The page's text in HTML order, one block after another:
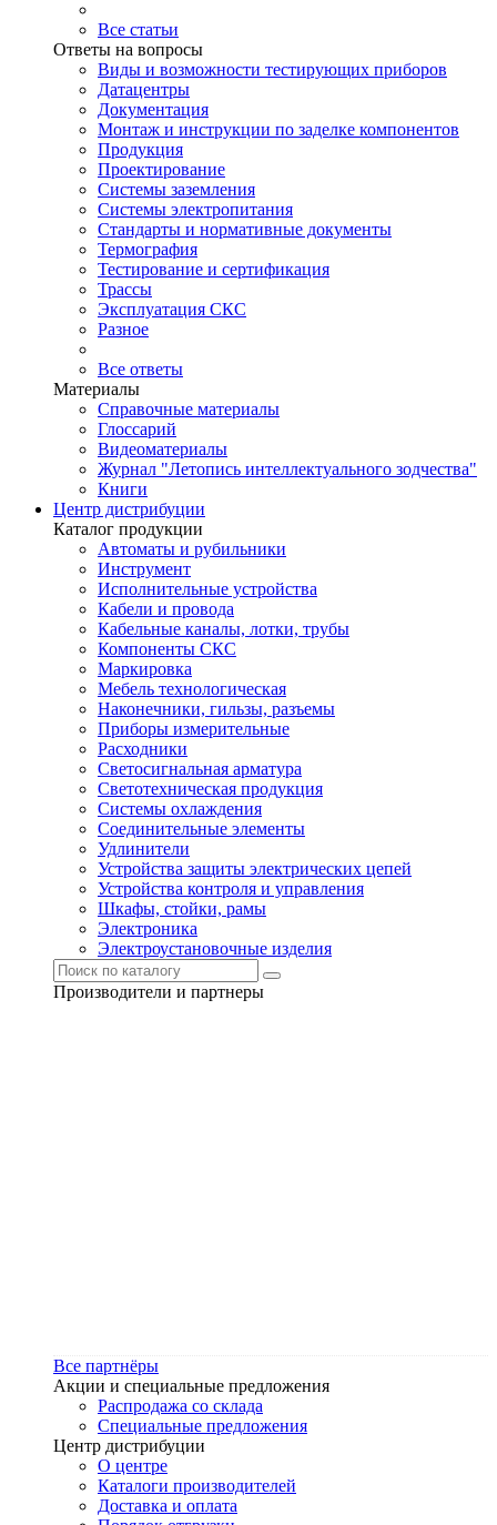
Все статьи
Ответы на вопросы
Виды и возможности тестирующих приборов
Датацентры
Документация
Монтаж и инструкции по заделке компонентов
Продукция
Проектирование
Системы заземления
Системы электропитания
Стандарты и нормативные документы
Термография
Тестирование и сертификация
Трассы
Эксплуатация СКС
Разное
Все ответы
Материалы
Справочные материалы
Глоссарий
Видеоматериалы
Журнал "Летопись интеллектуального зодчества"
Книги
Центр дистрибуции
Каталог продукции
Автоматы и рубильники
Инструмент
Исполнительные устройства
Кабели и провода
Кабельные каналы, лотки, трубы
Компоненты СКС
Маркировка
Мебель технологическая
Наконечники, гильзы, разъемы
Приборы измерительные
Расходники
Светосигнальная арматура
Светотехническая продукция
Системы охлаждения
Соединительные элементы
Удлинители
Устройства защиты электрических цепей
Устройства контроля и управления
Шкафы, стойки, рамы
Электроника
Электроустановочные изделия
Производители и партнеры
Все партнёры
Акции и специальные предложения
Распродажа со склада
Специальные предложения
Центр дистрибуции
О центре
Каталоги производителей
Доставка и оплата